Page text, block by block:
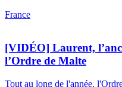
France
[VIDÉO] Laurent,
l’Ordre de Malte
Tout au long de l'année,